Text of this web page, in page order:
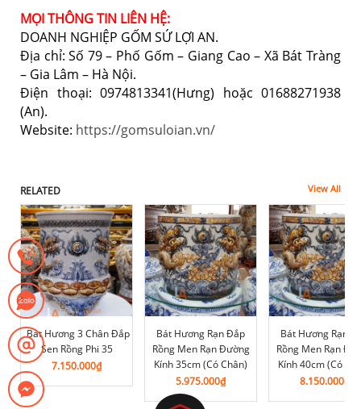
MỌI THÔNG TIN LIÊN HỆ:
DOANH NGHIỆP GỐM SỨ LỢI AN.
Địa chỉ: Số 79 – Phố Gốm – Giang Cao – Xã Bát Tràng
– Gia Lâm – Hà Nội.
Điện thoại: 0974813341(Hưng) hoặc 01688271938
(An).
Website: https://gomsuloian.vn/
RELATED View All
Bát Hương 3 Chân Đắp
Sen Rồng Phi 35
7.150.000₫
Bát Hương Rạn Đắp
Rồng Men Rạn Đường
Kính 35cm (Có Chân)
5.975.000₫
Bát Hương Rạn
Rồng Men Rạn
Kính 40cm (Có
8.150.000₫